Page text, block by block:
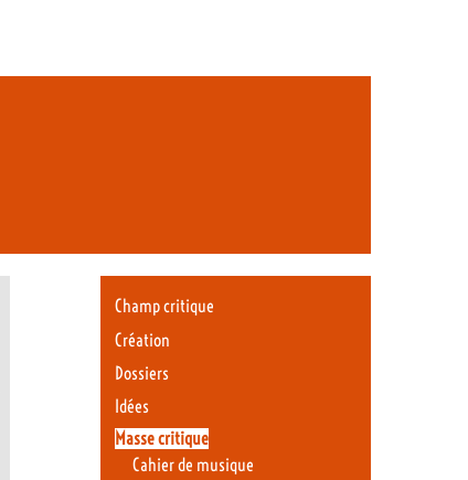
Champ critique
Création
Dossiers
Idées
Masse critique
Cahier de musique